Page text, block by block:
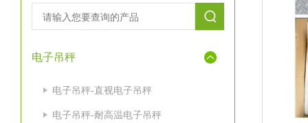
电子吊秤
电子吊秤-直视电子吊秤
电子吊秤-耐高温电子吊秤